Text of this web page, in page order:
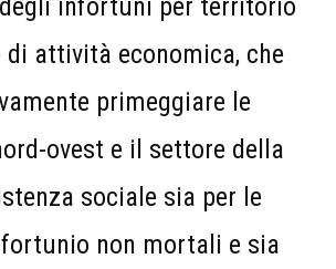
infortuni per territorio
di attività economica, che
primeggiare le
ovest e il settore della
sociale sia per le
non mortali e sia